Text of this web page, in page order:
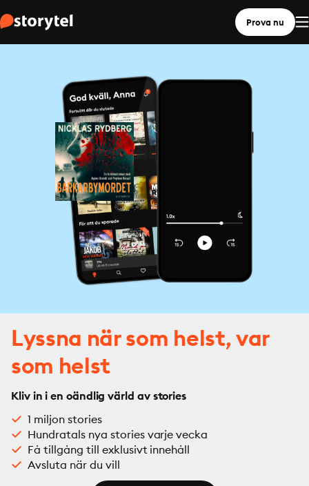
Prova nu
Lyssna när som helst, var
som helst
Kliv in i en oändlig värld av stories
1 miljon stories
Hundratals nya stories varje vecka
Få tillgång till exklusivt innehåll
Avsluta när du vill